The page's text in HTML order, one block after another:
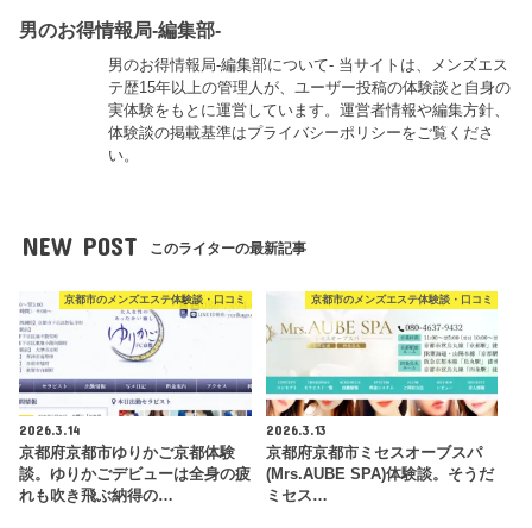
男のお得情報局-編集部-
男のお得情報局-編集部について- 当サイトは、メンズエス
テ歴15年以上の管理人が、ユーザー投稿の体験談と自身の
実体験をもとに運営しています。運営者情報や編集方針、
体験談の掲載基準はプライバシーポリシーをご覧くださ
い。
NEW POST このライターの最新記事
京都市のメンズエステ体験談・口コミ
2026.3.14
京都府京都市ゆりかご京都体験
談。ゆりかごデビューは全身の疲
れも吹き飛ぶ納得の…
京都市のメンズエステ体験談・口コミ
2026.3.13
京都府京都市ミセスオーブスパ
(Mrs.AUBE SPA)体験談。そうだ
ミセス…